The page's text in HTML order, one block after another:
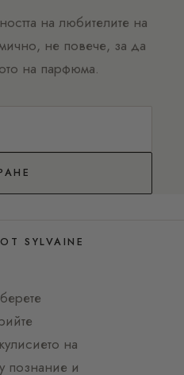
на любителите на
не повече, за да
на парфюма.
SYLVAINE
на
познание и